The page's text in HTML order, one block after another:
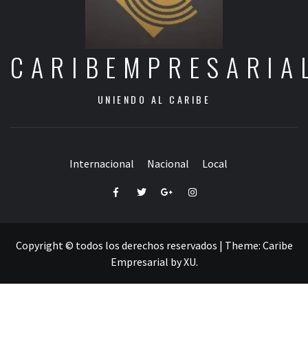
UNIENDO AL CARIBE
Internacional Nacional Local
FacebookTwitterGoogle+Instagram
Copyright © todos los derechos reservados | Theme: Caribe
Empresarial byXU.